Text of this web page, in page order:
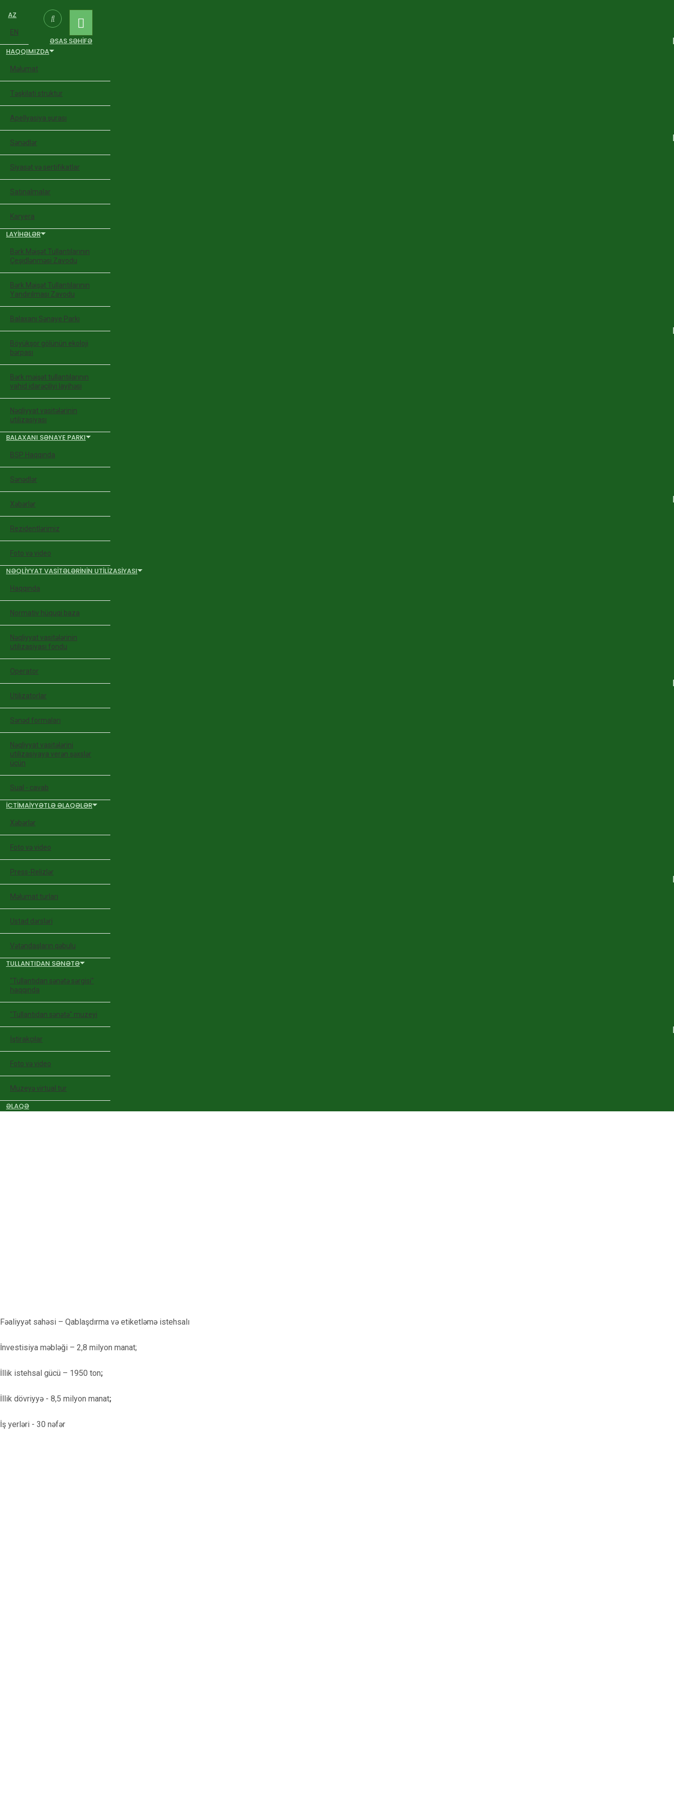
AZ
EN
ƏSAS SƏHIFƏ
HAQQIMIZDA
Məlumat
Təşkilati struktur
Apellyasiya şurası
Sənədlər
Siyasət və sertifikatlar
Satınalmalar
Karyera
LAYIHƏLƏR
Bərk Məişət Tullantılarının
Çeşidlənməsi Zavodu
Bərk Məişət Tullantılarının
Yandırılması Zavodu
Balaxanı Sənaye Parkı
Böyükşor gölünün ekoloji
bərpası
Bərk məişət tullantılarının
vahid idarəçiliyi layihəsi
Nəqliyyat vasitələrinin
utilizasiyası
BALAXANI SƏNAYE PARKI
BSP Haqqında
Sənədlər
Xəbərlər
Rezidentlərimiz
Foto və video
NƏQLIYYAT VASITƏLƏRININ UTILIZASIYASI
Haqqında
Normativ hüquqi baza
Nəqliyyat vasitələrinin
utilizasiyası fondu
Operator
Utilizatorlar
Sənəd formaları
Nəqliyyat vasitələrini
utilizasiyaya verən şəxslər
üçün
Sual - cavab
İCTIMAIYYƏTLƏ ƏLAQƏLƏR
Xəbərlər
Foto və video
Press-Relizlər
Məlumat turları
Ustad dərsləri
Vətəndaşların qəbulu
TULLANTIDAN SƏNƏTƏ
"Tullantıdan sənətə sərgisi"
haqqında
"Tullantıdan sənətə" muzeyi
İştirakçılar
Foto və video
Muzeyə virtual tur
ƏLAQƏ
Fəaliyyət sahəsi – Qablaşdırma və etiketləmə istehsalı
İnvestisiya məbləği – 2,8 milyon manat;
İllik istehsal gücü – 1950 ton;
İllik dövriyyə - 8,5 milyon manat;
İş yerləri - 30 nəfər